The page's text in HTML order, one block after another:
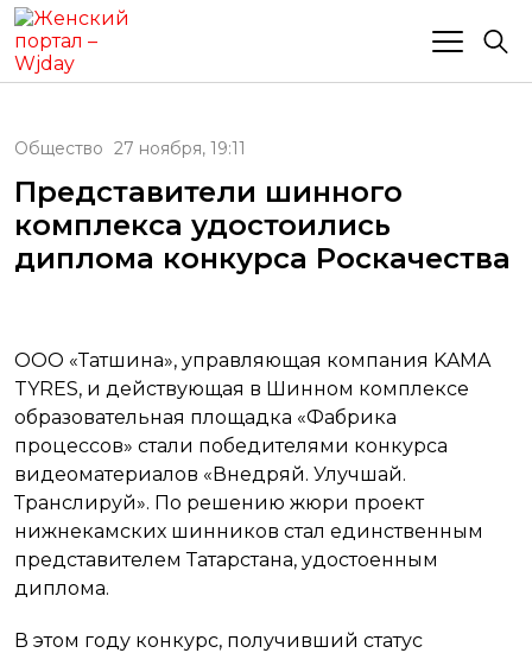
Общество 27 ноября, 19:11
Представители шинного
комплекса удостоились
диплома конкурса Роскачества
ООО «Татшина», управляющая компания KAMA
TYRES, и действующая в Шинном комплексе
образовательная площадка «Фабрика
процессов» стали победителями конкурса
видеоматериалов «Внедряй. Улучшай.
Транслируй». По решению жюри проект
нижнекамских шинников стал единственным
представителем Татарстана, удостоенным
диплома.
В этом году конкурс, получивший статус